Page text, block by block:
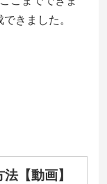
きました。
【動画】